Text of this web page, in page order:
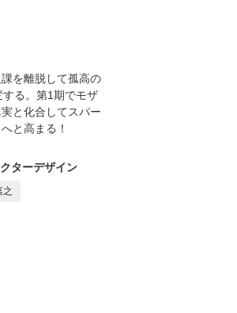
を離脱して孤高の
る。第1期でモザ
と化合してスパー
と高まる！
ターデザイン
之